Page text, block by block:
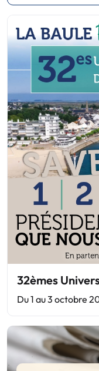
32èmes
Du 1 au 3 octobre